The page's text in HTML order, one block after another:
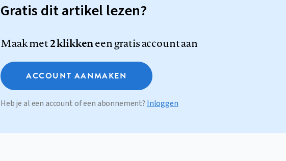
Gratis dit artikel lezen?
Maak met2 klikkeneen gratis account aan
ACCOUNT AANMAKEN
Heb je al een account of een abonnement? Inloggen